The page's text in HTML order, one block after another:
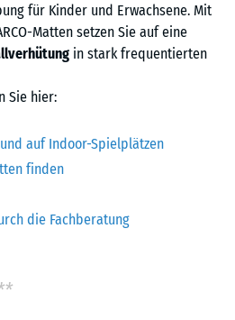
für Kinder und Erwachsene. Mit
Matten setzen Sie auf eine
in stark frequentierten
Sie hier:
auf Indoor-Spielplätzen
finden
die Fachberatung